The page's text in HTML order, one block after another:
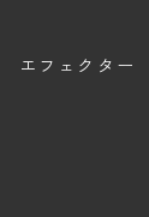
エフェクター